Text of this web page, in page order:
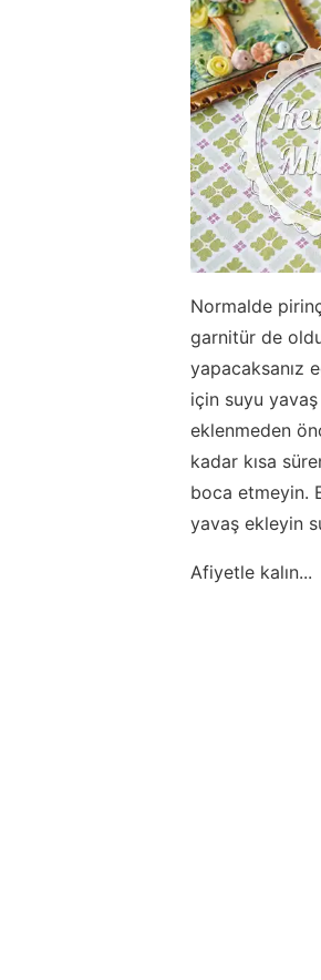
Normalde
garnitür de
yapacaksanız
için suyu
eklenmeden
kadar kısa
boca etmeyin.
yavaş ekleyin
Afiyetle kalın...